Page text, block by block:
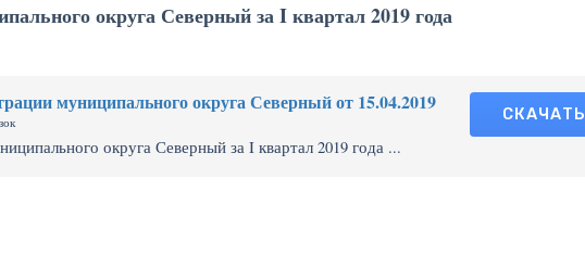
округа Северный за I квартал 2019 года
СКАЧАТЬ
муниципального округа Северный от 15.04.2019
округа Северный за I квартал 2019 года ...